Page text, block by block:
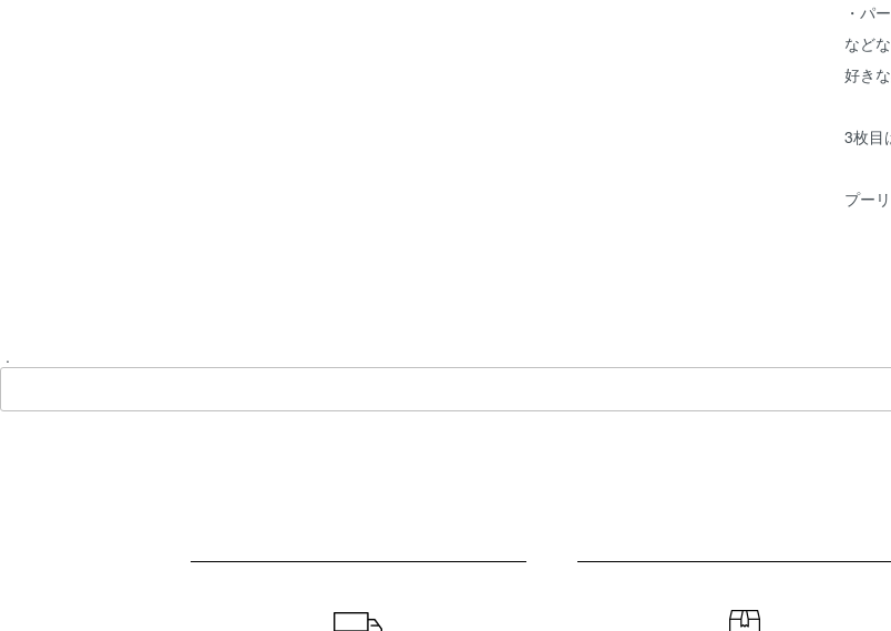
・パ
など
好き
3枚目
プー
.